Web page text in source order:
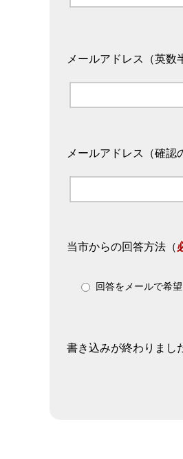
メールアドレス（英数
メールアドレス（確認
当市からの回答方法 （
回答をメールで希望
書き込みが終わりまし